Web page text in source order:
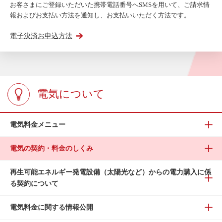
お客さまにご登録いただいた携帯電話番号へSMSを用いて、ご請求情
報およびお支払い方法を通知し、お支払いいただく方法です。
電子決済お申込方法
電気について
電気料金メニュー
電気の契約・料金のしくみ
再生可能エネルギー発電設備（太陽光など）からの電力購入に係
る契約について
電気料金に関する情報公開